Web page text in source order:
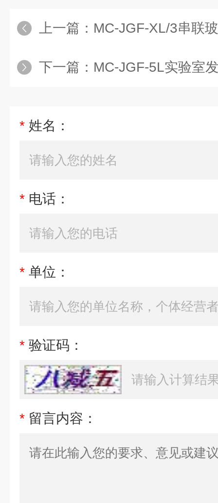
上一篇： MC-JGF-XL/3串联玻璃
下一篇： MC-JGF-5L实验室发酵罐
* 姓名：
* 电话：
* 单位：
* 验证码：
* 留言内容：